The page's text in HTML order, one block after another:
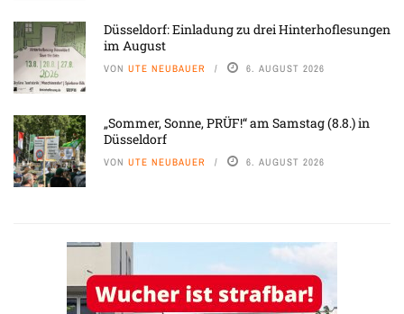
Düsseldorf: Einladung zu drei Hinterhoflesungen
im August
VON UTE NEUBAUER 6. AUGUST 2026
„Sommer, Sonne, PRÜF!“ am Samstag (8.8.) in
Düsseldorf
VON UTE NEUBAUER 6. AUGUST 2026